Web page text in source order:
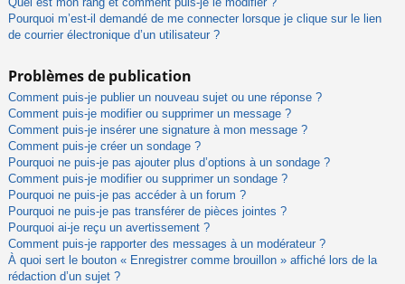
Pourquoi m’est-il demandé de me connecter lorsque je clique sur le lien
de courrier électronique d’un utilisateur ?
Problèmes de publication
Comment puis-je publier un nouveau sujet ou une réponse ?
Comment puis-je modifier ou supprimer un message ?
Comment puis-je insérer une signature à mon message ?
Comment puis-je créer un sondage ?
Pourquoi ne puis-je pas ajouter plus d’options à un sondage ?
Comment puis-je modifier ou supprimer un sondage ?
Pourquoi ne puis-je pas accéder à un forum ?
Pourquoi ne puis-je pas transférer de pièces jointes ?
Pourquoi ai-je reçu un avertissement ?
Comment puis-je rapporter des messages à un modérateur ?
À quoi sert le bouton « Enregistrer comme brouillon » affiché lors de la
rédaction d’un sujet ?